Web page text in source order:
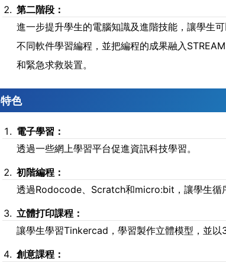
第二階段：
進一步提升學生的電腦知識及進階技能，讓學生
不同軟件學習編程，並把編程的成果融入
和緊急求救裝置。
特色
電子學習：
透過一些網上學習平台促進資訊科技學習。
初階編程：
透過Rodocode、Scratch和micro:bit，讓學生循
立體打印課程：
讓學生學習Tinkercad，學習製作立體模型，並以
創意課程：